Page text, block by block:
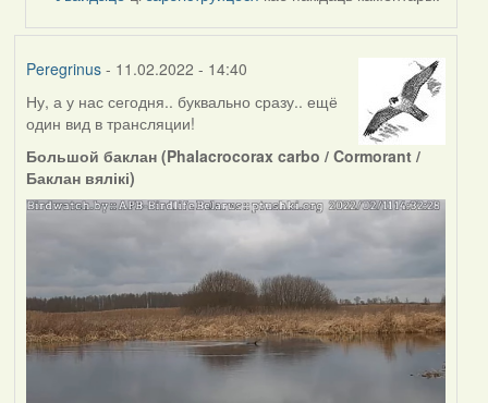
Peregrinus- 11.02.2022 - 14:40
Ну, а у нас сегодня.. буквально сразу.. ещё
один вид в трансляции!
Большой баклан (Phalacrocorax carbo / Cormorant /
Баклан вялікі)